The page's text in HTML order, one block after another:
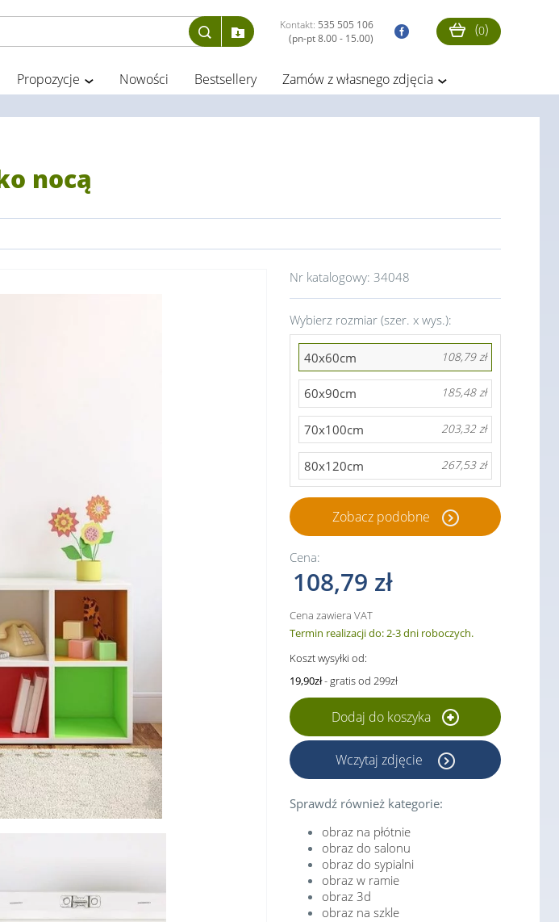
Kontakt: 535 505 106
(pn-pt 8.00 - 15.00)
(0)
Propozycje Nowości Bestsellery Zamów z własnego zdjęcia
nocą
Nr katalogowy: 34048
Wybierz rozmiar (szer. x wys.):
40x60cm 108,79 zł
60x90cm 185,48 zł
70x100cm 203,32 zł
80x120cm 267,53 zł
Zobacz podobne
Cena:
108,79 zł
Cena zawiera VAT
Termin realizacji do: 2-3 dni roboczych.
Koszt wysyłki od:
19,90zł- gratis od 299zł
Dodaj do koszyka
Wczytaj zdjęcie
Sprawdź również kategorie:
obraz na płótnie
obraz do salonu
obraz do sypialni
obraz w ramie
obraz 3d
obraz na szkle